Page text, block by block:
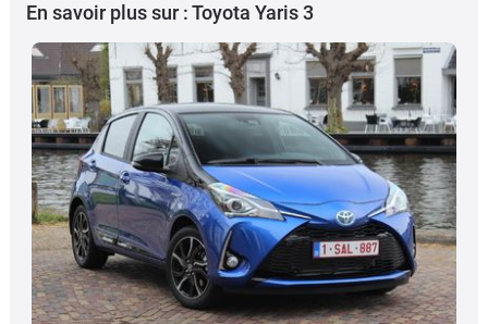
En savoir plus sur : Toyota Yaris 3